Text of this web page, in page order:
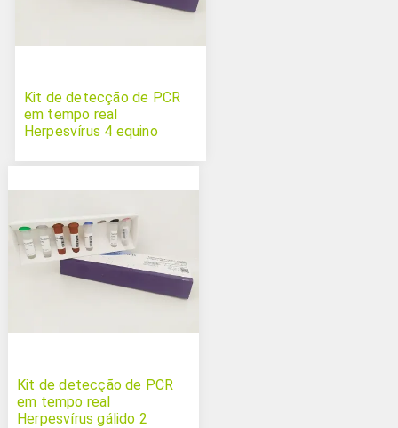
Kit de detecção de PCR
em tempo real
Herpesvírus 4 equino
Kit de detecção de PCR
em tempo real
Herpesvírus gálido 2